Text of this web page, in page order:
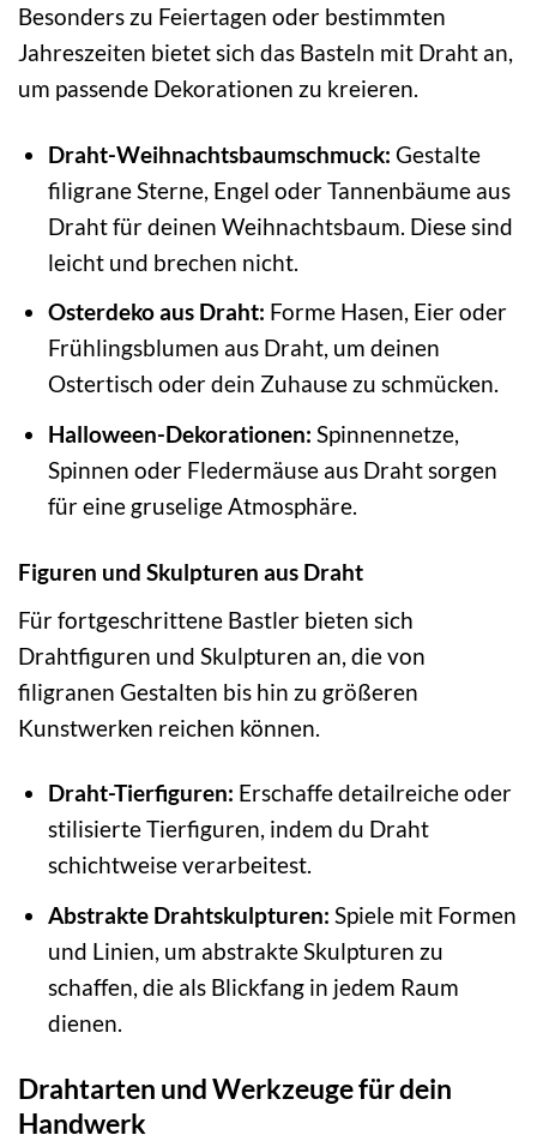
Besonders zu Feiertagen oder bestimmten
Jahreszeiten bietet sich das Basteln mit Draht an,
um passende Dekorationen zu kreieren.
Draht-Weihnachtsbaumschmuck: Gestalte
filigrane Sterne, Engel oder Tannenbäume aus
Draht für deinen Weihnachtsbaum. Diese sind
leicht und brechen nicht.
Osterdeko aus Draht: Forme Hasen, Eier oder
Frühlingsblumen aus Draht, um deinen
Ostertisch oder dein Zuhause zu schmücken.
Halloween-Dekorationen: Spinnennetze,
Spinnen oder Fledermäuse aus Draht sorgen
für eine gruselige Atmosphäre.
Figuren und Skulpturen aus Draht
Für fortgeschrittene Bastler bieten sich
Drahtfiguren und Skulpturen an, die von
filigranen Gestalten bis hin zu größeren
Kunstwerken reichen können.
Draht-Tierfiguren: Erschaffe detailreiche oder
stilisierte Tierfiguren, indem du Draht
schichtweise verarbeitest.
Abstrakte Drahtskulpturen: Spiele mit Formen
und Linien, um abstrakte Skulpturen zu
schaffen, die als Blickfang in jedem Raum
dienen.
Drahtarten und Werkzeuge für dein
Handwerk